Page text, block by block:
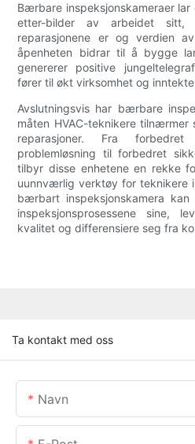
Bærbare inspeksjonskameraer
etter-bilder av arbeidet
reparasjonene er og verdien
åpenheten bidrar til å bygge
genererer positive
fører til økt virksomhet og
Avslutningsvis har bærbare
måten HVAC-teknikere tilnærmer
reparasjoner. Fra
problemløsning til forbedret
tilbyr disse enhetene en rekke
uunnværlig verktøy for teknikere
bærbart inspeksjonskamera kan
inspeksjonsprosessene sine,
kvalitet og differensiere seg fra
Ta kontakt med oss
Navn